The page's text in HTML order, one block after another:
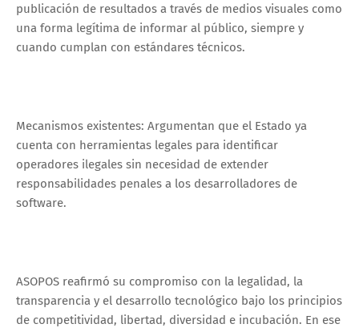
publicación de resultados a través de medios visuales como
una forma legítima de informar al público, siempre y
cuando cumplan con estándares técnicos.
Mecanismos existentes: Argumentan que el Estado ya
cuenta con herramientas legales para identificar
operadores ilegales sin necesidad de extender
responsabilidades penales a los desarrolladores de
software.
ASOPOS reafirmó su compromiso con la legalidad, la
transparencia y el desarrollo tecnológico bajo los principios
de competitividad, libertad, diversidad e incubación. En ese